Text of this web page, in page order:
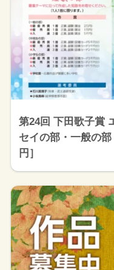
第24回 下田歌子賞
セイの部・一般の
円］